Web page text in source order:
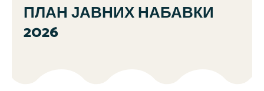
ПЛАН ЈАВНИХ НАБАВКИ
2026